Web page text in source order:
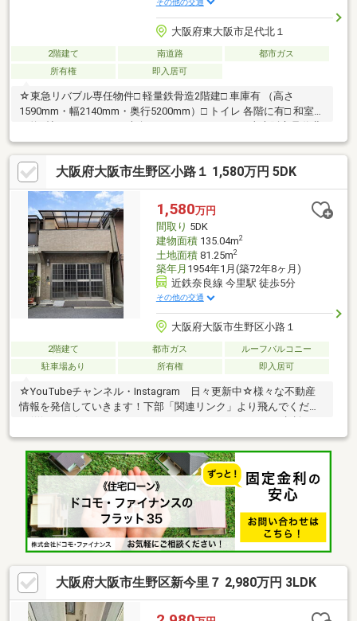
その他の交通
大阪府東大阪市足代北１
2階建て 南道路
都市ガス
所有権
即入居可
☆東急リバブル専任物件□ 軽量鉄骨造2階建□ 車庫有 （高さ
1590mm・幅2140mm・奥行5200mm）□ トイレ 各階に有□ 和室有
一丁目店 （約131ｍ）□ サンプラザ布施 （約180ｍ）□ 足代公園
（約198ｍ）3駅利用の利便性、スーパーやコンビニエンスストア
が近く生活至便な物件となっております。ぜひ一度室内をご覧く
ださい。別途、車庫面積：約11.1m2有り広告要件備考その他:駐車
場サイズ：2140（幅）×5200（奥行）×1590（高さ）
大阪府大阪市生野区小路１ 1,580万円 5DK
1,580万円
間取り 5DK
建物面積135.04m2
土地面積81.25m2
築年月 1954年1月(築72年8ヶ月)
近鉄奈良線 今里駅 徒歩5分
その他の交通
大阪府大阪市生野区小路１
2階建て 都市ガス
ルーフバルコニー
駐車場あり
所有権 即入居可
☆YouTubeチャンネル・Instagram 日々更新中☆様々な不動産
情報を発信していきます！下部「関連リンク」より飛んでくださ
気軽に！・年収が低い、奥様だけでローンを組みたい、勤続年数
が短い等、すべてお任せください！
大阪府大阪市生野区新今里７ 2,980万円 3LDK